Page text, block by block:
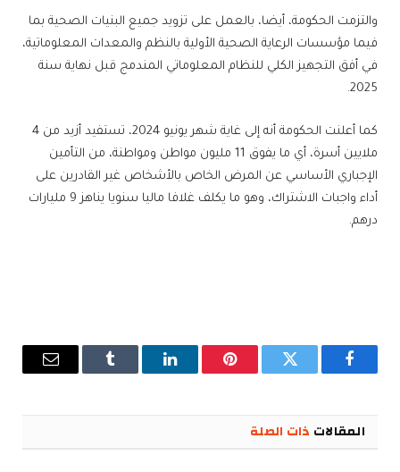
والتزمت الحكومة، أيضا، بالعمل على تزويد جميع البنيات الصحية بما
فيما مؤسسات الرعاية الصحية الأولية بالنظم والمعدات المعلوماتية،
في أفق التجهيز الكلي للنظام المعلوماتي المندمج قبل نهاية سنة
2025.
كما أعلنت الحكومة أنه إلى غاية شهر يونيو 2024، تستفيد أزيد من 4
ملايين أسرة، أي ما يفوق 11 مليون مواطن ومواطنة، من التأمين
الإجباري الأساسي عن المرض الخاص بالأشخاص غير القادرين على
أداء واجبات الاشتراك، وهو ما يكلف غلافا ماليا سنويا يناهز 9 مليارات
درهم.
فيسبوك تويتر بينتيريستلينكدإن Tumblr
البريد
المقالات ذات الصلة